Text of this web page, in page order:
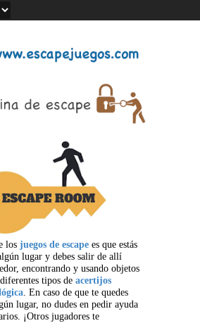
los juegos de escape es que estás
lugar y debes salir de allí
encontrando y usando objetos
tipos de acertijos
. En caso de que te quedes
lugar, no dudes en pedir ayuda
¡Otros jugadores te